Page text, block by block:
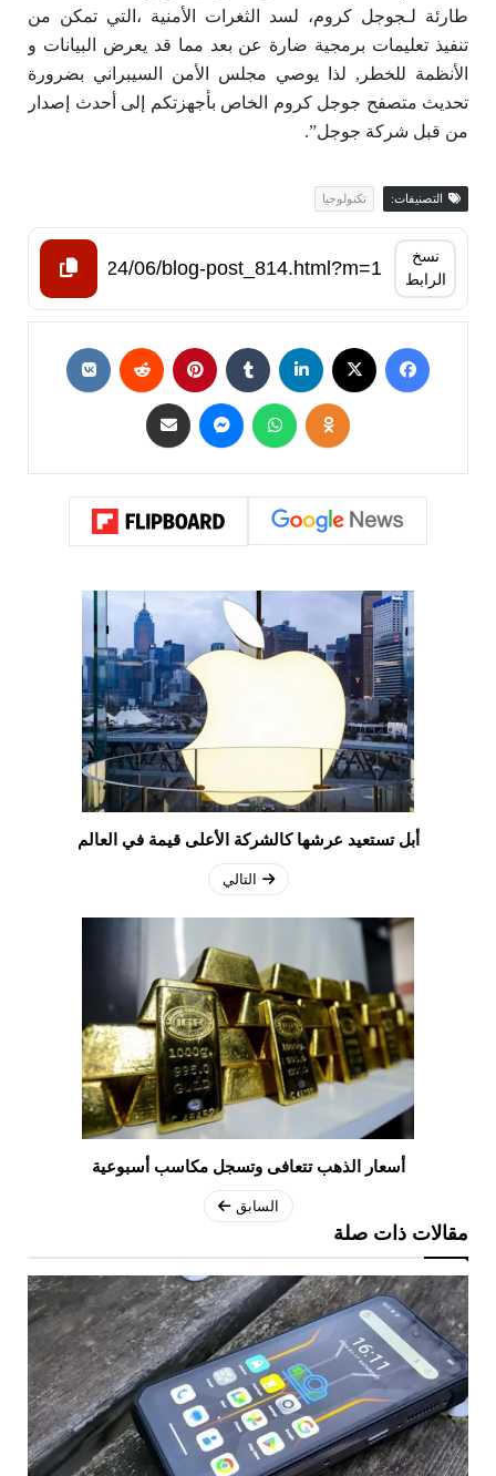
طارئة لـجوجل كروم، لسد الثغرات الأمنية ،التي تمكن من
تنفيذ تعليمات برمجية ضارة عن بعد مما قد يعرض البيانات و
الأنظمة للخطر, لذا يوصي مجلس الأمن السيبراني بضرورة
تحديث متصفح جوجل كروم الخاص بأجهزتكم إلى أحدث إصدار
من قبل شركة جوجل”.
التصنيفات: تكنولوجيا
نسخ
الرابط
أبل تستعيد عرشها كالشركة الأعلى قيمة في العالم
التالي
أسعار الذهب تتعافى وتسجل مكاسب أسبوعية
السابق
مقالات ذات صلة